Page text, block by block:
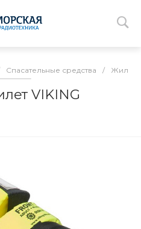
Спасательные средства / Жилеты
VIKING